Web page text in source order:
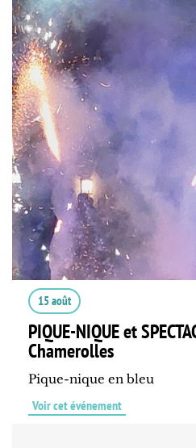
15 août
PIQUE-NIQUE et
Chamerolles
Pique-nique en bleu
Voir cet événement